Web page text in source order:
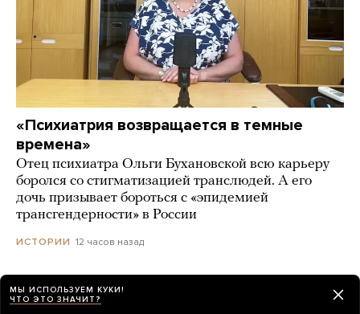
«Психиатрия возвращается в темные
времена»
Отец психиатра Ольги Бухановской всю карьеру
боролся со стигматизацией транслюдей. А его
дочь призывает бороться с «эпидемией
трансгендерности» в России
ИСТОРИИ 12 часов назад
МЫ ИСПОЛЬЗУЕМ КУКИ!
ЧТО ЭТО ЗНАЧИТ?